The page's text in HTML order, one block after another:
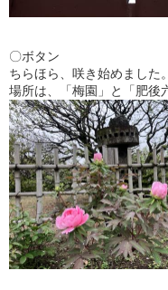
〇ボタン
ちらほら、咲き始めました。
場所は、「梅園」と「肥後